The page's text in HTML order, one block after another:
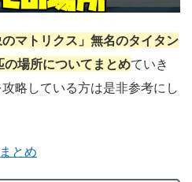
マトリクス」無名のタイタン
場所についてまとめていき
略している方は是非参考にし
とめ